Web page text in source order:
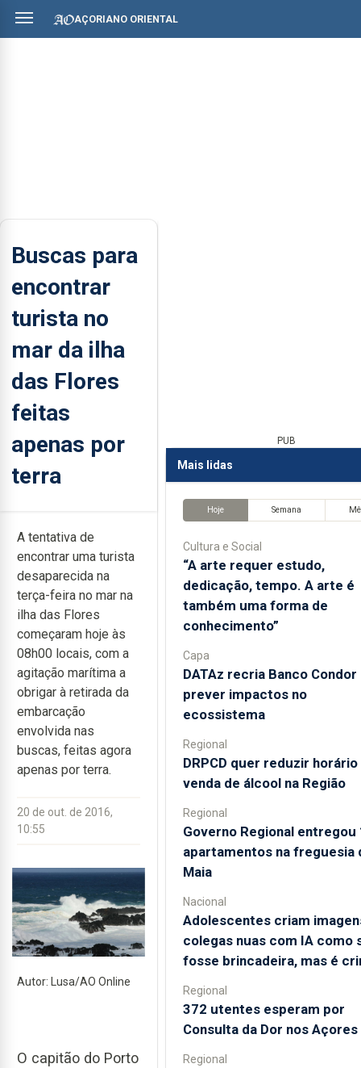
AÇORIANO ORIENTAL
Buscas para
encontrar
turista no
mar da ilha
das Flores
feitas
apenas por
terra
A tentativa de
encontrar uma turista
desaparecida na
terça-feira no mar na
ilha das Flores
começaram hoje às
08h00 locais, com a
agitação marítima a
obrigar à retirada da
embarcação
envolvida nas
buscas, feitas agora
apenas por terra.
20 de out. de 2016,
10:55
Autor: Lusa/AO Online
O capitão do Porto
PUB
Mais lidas
Hoje Semana
Cultura e Social
“A arte requer estudo,
dedicação, tempo. A arte é
também uma forma de
conhecimento”
Capa
DATAz recria Banco Condor
prever impactos no
ecossistema
Regional
DRPCD quer reduzir horário
venda de álcool na Região
Regional
Governo Regional entregou
apartamentos na freguesia
Maia
Nacional
Adolescentes criam
colegas nuas com IA como
fosse brincadeira, mas é
Regional
372 utentes esperam por
Consulta da Dor nos Açores
Regional